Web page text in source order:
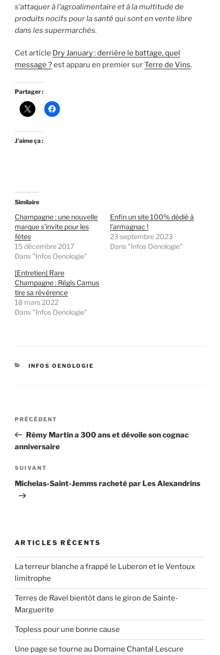
s’attaquer à l’agroalimentaire et à la multitude de
produits nocifs pour la santé qui sont en vente libre
dans les supermarchés.
Cet article Dry January : derrière le battage, quel
message ?est apparu en premier surTerre de Vins.
Partager :
J’aime ça :
Similaire
Champagne : une nouvelle
marque s’invite pour les
fêtes
15 décembre 2017
Dans "Infos Oenologie"
Enfin un site 100% dédié à
l’armagnac !
23 septembre 2023
Dans "Infos Oenologie"
[Entretien] Rare
Champagne : Régis Camus
tire sa révérence
18 mars 2022
Dans "Infos Oenologie"
CATÉGORIES
INFOS OENOLOGIE
Navigation
l’article
Article
précédent
PRÉCÉDENT
Rémy Martin a 300 ans et dévoile son cognac
anniversaire
Article
suivant
SUIVANT
Michelas-Saint-Jemms racheté par Les Alexandrins
ARTICLES RÉCENTS
La terreur blanche a frappé le Luberon et le Ventoux
limitrophe
Terres de Ravel bientôt dans le giron de Sainte-
Marguerite
Topless pour une bonne cause
Une page se tourne au Domaine Chantal Lescure